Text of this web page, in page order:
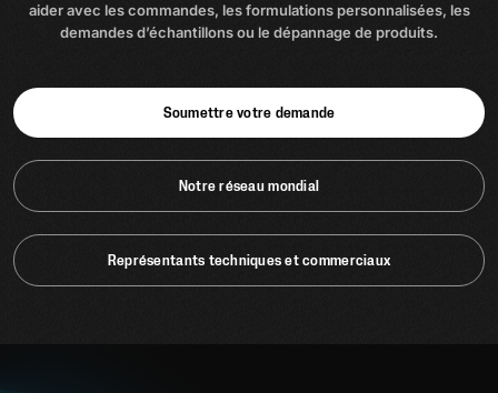
aider avec les commandes, les formulations personnalisées, les
demandes d’échantillons ou le dépannage de produits.
Soumettre votre demande
Notre réseau mondial
Représentants techniques et commerciaux